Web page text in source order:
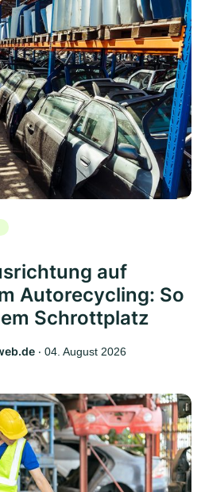
auf
Autorecycling: So
Schrottplatz
‧ 04. August 2026